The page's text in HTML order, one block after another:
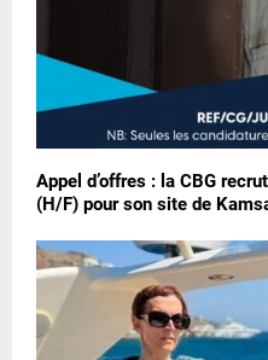
Appel d’offres : la CBG
(H/F) pour son site de